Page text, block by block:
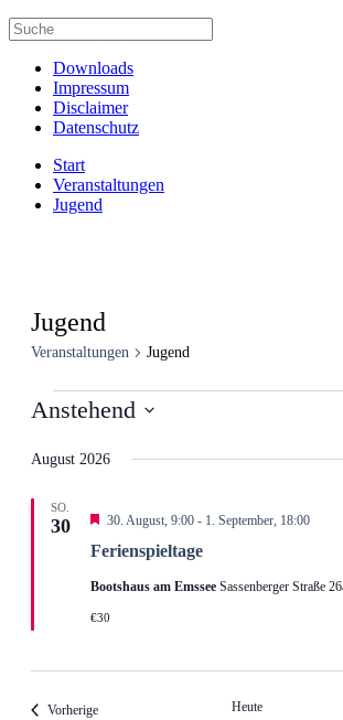
Downloads
Impressum
Disclaimer
Datenschutz
Start
Veranstaltungen
Jugend
Jugend
Veranstaltungen Jugend
Veranstaltungen
Anstehend
wählen.
August 2026
SO.
30
Ferienspieltage
Hervorgehoben
30. August, 9:00- 1. September, 18:00
Bootshaus am Emssee Sassenberger Straße
€30
VorherigeVeranstaltungen Heute